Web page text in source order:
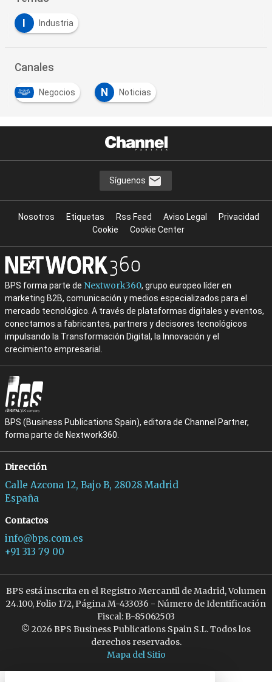
Industria
Canales
Negocios N Noticias
Síguenos
Nosotros Etiquetas Rss Feed Aviso Legal
Privacidad
Cookie
Cookie Center
BPS forma parte de Nextwork360, grupo europeo líder en
marketing B2B, comunicación y medios especializados para el
mercado tecnológico. A través de plataformas digitales y eventos,
conectamos a fabricantes, partners y decisores tecnológicos
impulsando la Transformación Digital, la Innovación y el
crecimiento empresarial.
BPS (Business Publications Spain), editora de Channel Partner,
forma parte de Nextwork360.
Dirección
Calle Azcona 12, Bajo B, 28028 Madrid
España
Contactos
info@bps.com.es
+91 313 79 00
BPS está inscrita en el Registro Mercantil de Madrid, Volumen
24.100, Folio 172, Página M-433036 - Número de Identificación
Fiscal: B-85062503
© 2026 BPS Business Publications Spain S.L. Todos los
derechos reservados.
Mapa del Sitio